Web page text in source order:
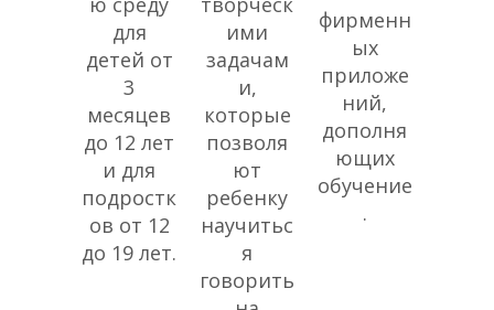
для
детей от
3
месяцев
до 12 лет
и для
подростк
ов от 12
до 19 лет.
ими
задачам
и,
которые
позволя
ют
ребенку
научитьс
я
говорить
фирменн
ых
приложе
ний,
дополня
ющих
обучение
.